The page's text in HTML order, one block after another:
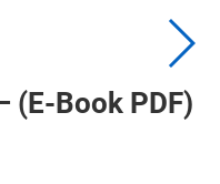
(E-Book PDF)